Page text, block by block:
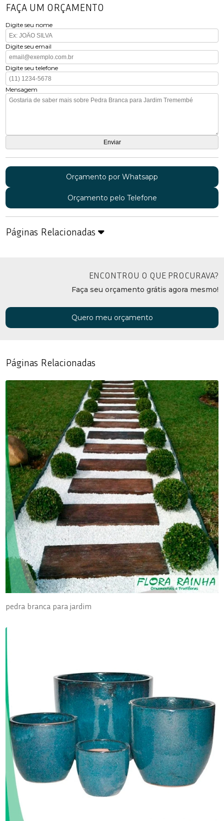
FAÇA UM ORÇAMENTO
Digite seu nome
Digite seu email
Digite seu telefone
Mensagem
Orçamento por Whatsapp
Orçamento pelo Telefone
Páginas Relacionadas
ENCONTROU O QUE PROCURAVA?
Faça seu orçamento grátis agora mesmo!
Quero meu orçamento
Páginas Relacionadas
pedra branca para jardim